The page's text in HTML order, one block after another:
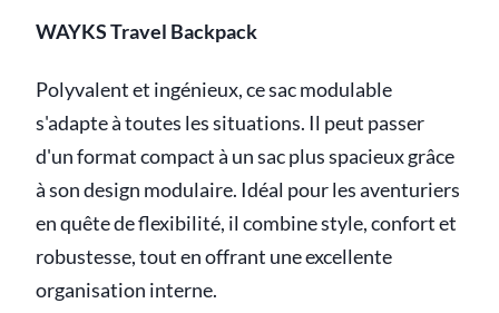
WAYKS Travel Backpack
Polyvalent et ingénieux, ce sac modulable
s'adapte à toutes les situations. Il peut passer
d'un format compact à un sac plus spacieux grâce
à son design modulaire. Idéal pour les aventuriers
en quête de flexibilité, il combine style, confort et
robustesse, tout en offrant une excellente
organisation interne.